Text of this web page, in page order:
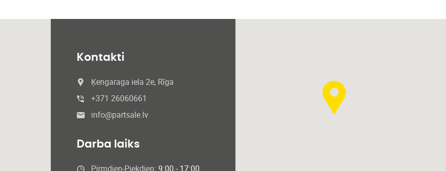
Kontakti
Ķengaraga iela 2e, Rīga
+371 26060661
info@partsale.lv
Darba laiks
Pirmdien-Piekdien: 9:00 - 17:00